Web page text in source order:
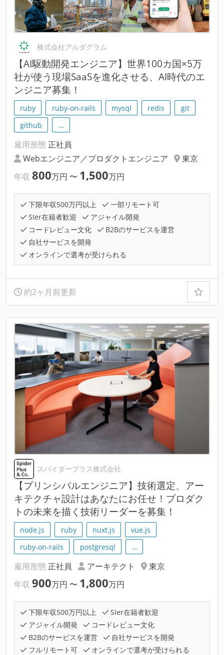
株式会社アルダグラム
【AI駆動開発エンジニア】世界100カ国×5万
社が使う現場SaaSを進化させる、AI時代のエ
ンジニア募集！
ruby ruby-on-rails mysql redis
git
github
…
雇用形態 正社員
Webエンジニア／プロダクトエンジニア
東京
年収 800万円 〜 1,500万円
下限年収500万円以上
一部リモート可
SIer在籍者歓迎
アジャイル開発
コードレビュー文化
B2Bのサービスを運営
自社サービスを開発
オンラインで選考が受けられる
約2ヶ月前更新
スパイダープラス株式会社
【プリンシパルエンジニア】技術選定、アー
キテクチャ設計はあなたにお任せ！プロダク
トの未来を描く技術リーダーを募集！
node.js ruby nuxt.js
vue.js
ruby-on-rails
postgresql …
雇用形態 正社員 アーキテクト
東京
年収 900万円 〜 1,800万円
下限年収500万円以上
SIer在籍者歓迎
アジャイル開発
コードレビュー文化
B2Bのサービスを運営
自社サービスを開発
フルリモート可
オンラインで選考が受けられる